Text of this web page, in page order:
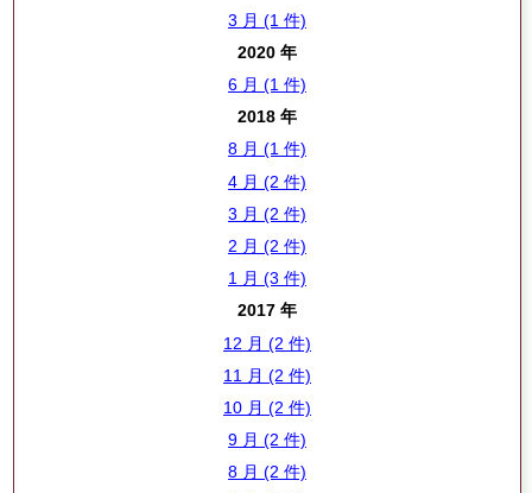
3 月 (1 件)
2020 年
6 月 (1 件)
2018 年
8 月 (1 件)
4 月 (2 件)
3 月 (2 件)
2 月 (2 件)
1 月 (3 件)
2017 年
12 月 (2 件)
11 月 (2 件)
10 月 (2 件)
9 月 (2 件)
8 月 (2 件)